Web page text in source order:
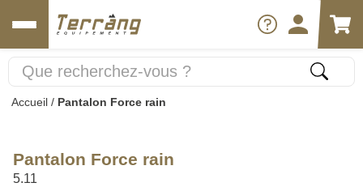
Accueil / Pantalon Force rain
Pantalon Force rain
5.11